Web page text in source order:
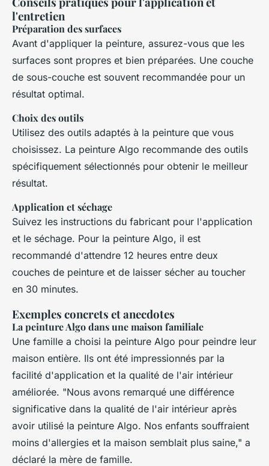
l'entretien
Préparation des surfaces
Avant d'appliquer la peinture, assurez-vous que les
surfaces sont propres et bien préparées. Une couche
de sous-couche est souvent recommandée pour un
résultat optimal.
Choix des outils
Utilisez des outils adaptés à la peinture que vous
choisissez. La peinture Algo recommande des outils
spécifiquement sélectionnés pour obtenir le meilleur
résultat.
Application et séchage
Suivez les instructions du fabricant pour l'application
et le séchage. Pour la peinture Algo, il est
recommandé d'attendre 12 heures entre deux
couches de peinture et de laisser sécher au toucher
en 30 minutes.
Exemples concrets et anecdotes
La peinture Algo dans une maison familiale
Une famille a choisi la peinture Algo pour peindre leur
maison entière. Ils ont été impressionnés par la
facilité d'application et la qualité de l'air intérieur
améliorée. "Nous avons remarqué une différence
significative dans la qualité de l'air intérieur après
avoir utilisé la peinture Algo. Nos enfants souffraient
moins d'allergies et la maison semblait plus saine," a
déclaré la mère de famille.